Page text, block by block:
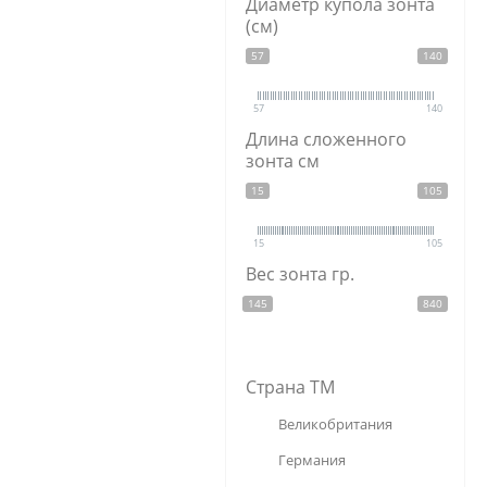
(см)
57 140
57 140
Длина сложенного
зонта см
15 105
15 105
Вес зонта гр.
145 840
Страна ТМ
Великобритания
Германия